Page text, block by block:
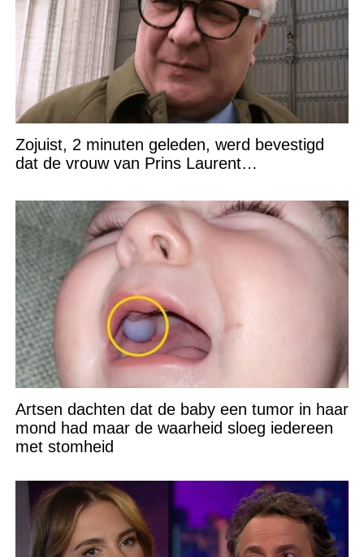
Zojuist, 2 minuten geleden, werd bevestigd
dat de vrouw van Prins Laurent…
Artsen dachten dat de baby een tumor in haar
mond had maar de waarheid sloeg iedereen
met stomheid